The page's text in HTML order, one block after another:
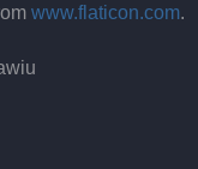
www.flaticon.com.